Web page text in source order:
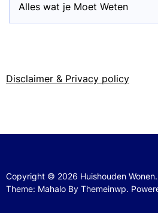
Alles wat je Moet Weten
Disclaimer & Privacy policy
Copyright © 2026 Huishouden Wonen.
Theme: Mahalo By Themeinwp.